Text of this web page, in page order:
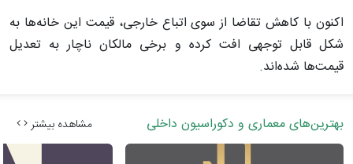
اکنون با کاهش تقاضا از سوی اتباع خارجی، قیمت این خانه‌ها به
شکل قابل توجهی افت کرده و برخی مالکان ناچار به تعدیل
قیمت‌ها شده‌اند.
بهترین‌های معماری و دکوراسیون داخلی مشاهده بیشتر